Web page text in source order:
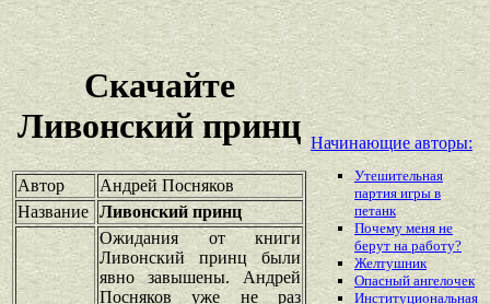
Скачайте
Ливонский принц
Автор
Андрей Посняков
Название Ливонский принц
Ожидания от книги
Ливонский принц были
явно завышены. Андрей
Посняков уже не раз
Начинающие авторы:
Утешительная
партия игры в
петанк
Почему меня не
берут на работу?
Желтушник
Опасный ангелочек
Институциональная